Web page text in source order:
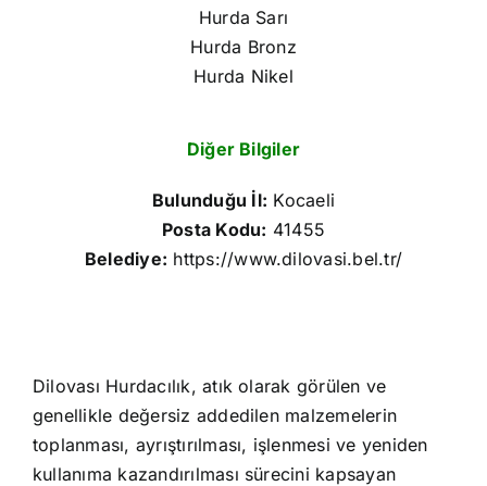
Hurda Sarı
Hurda Bronz
Hurda Nikel
Diğer Bilgiler
Bulunduğu İl: Kocaeli
Posta Kodu: 41455
Belediye: https://www.dilovasi.bel.tr/
Dilovası Hurdacılık, atık olarak görülen ve
genellikle değersiz addedilen malzemelerin
toplanması, ayrıştırılması, işlenmesi ve yeniden
kullanıma kazandırılması sürecini kapsayan